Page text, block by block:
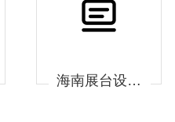
海南展台设计搭建